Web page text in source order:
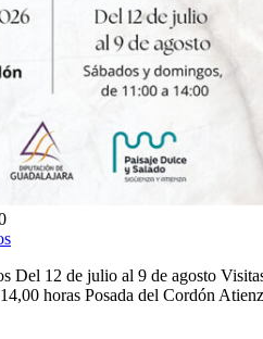
Del 12 de julio al 9 de agosto
horas Posada del Cordón